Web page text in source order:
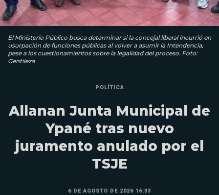
El Ministerio Público busca determinar si la concejal liberal incurrió en
usurpación de funciones públicas al volver a asumir la Intendencia,
pese a los cuestionamientos sobre la legalidad del proceso. Foto:
Gentileza
POLÍTICA
Allanan Junta Municipal de
Ypané tras nuevo
juramento anulado por el
TSJE
6 DE AGOSTO DE 2026 16:33